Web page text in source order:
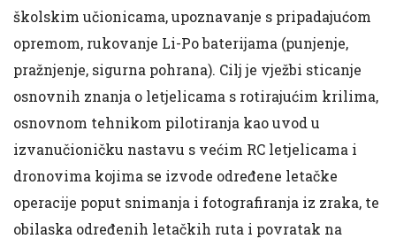
školskim učionicama, upoznavanje s pripadajućom
opremom, rukovanje Li-Po baterijama (punjenje,
pražnjenje, sigurna pohrana). Cilj je vježbi sticanje
osnovnih znanja o letjelicama s rotirajućim krilima,
osnovnom tehnikom pilotiranja kao uvod u
izvanučioničku nastavu s većim RC letjelicama i
dronovima kojima se izvode određene letačke
operacije poput snimanja i fotografiranja iz zraka, te
obilaska određenih letačkih ruta i povratak na